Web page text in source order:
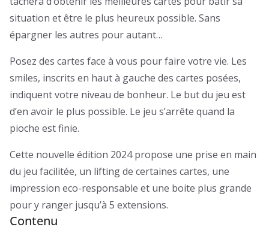
situation et être le plus heureux possible. Sans
épargner les autres pour autant…
Posez des cartes face à vous pour faire votre vie. Les
smiles, inscrits en haut à gauche des cartes posées,
indiquent votre niveau de bonheur. Le but du jeu est
d’en avoir le plus possible. Le jeu s’arrête quand la
pioche est finie.
Cette nouvelle édition 2024 propose une prise en main
du jeu facilitée, un lifting de certaines cartes, une
impression eco-responsable et une boite plus grande
pour y ranger jusqu’à 5 extensions.
Contenu